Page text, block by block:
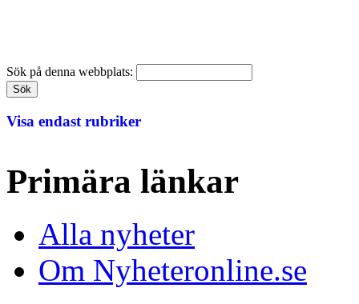
Sök på denna webbplats:
Visa endast rubriker
Primära länkar
Alla nyheter
Om Nyheteronline.se